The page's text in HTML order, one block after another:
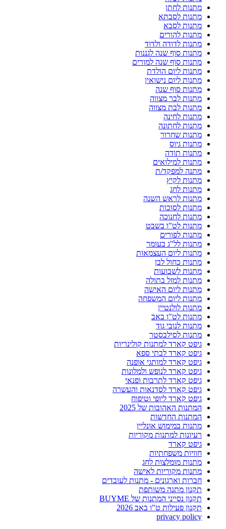
מתנות לחתן
מתנות לסבתא
מתנות לסבא
מתנות להורים
מתנות לדודה ולדוד
מתנות סוף שנה לגננות
מתנות סוף שנה למורים
מתנות ליום הולדת
מתנות ליום נישואין
מתנות סוף שנה
מתנות לבר מצווה
מתנות לבת מצווה
מתנות לחינה
מתנות לחתונה
מתנות שחרור
מתנות גיוס
מתנות תודה
מתנות למילואים
מתנה למפקד/ת
מתנות לקיץ
מתנות לחג
מתנות לראש השנה
מתנות לסוכות
מתנות לחנוכה
מתנות לט"ו בשבט
מתנות לפורים
מתנות לל"ג בעומר
מתנות ליום העצמאות
מתנות כחול לבן
מתנות לשבועות
מתנות למזל בתולה
מתנות ליום האישה
מתנות ליום המשפחה
מתנות לולנטיין
מתנות לט"ו באב
מתנות לנובי גוד
מתנות לסילבסטר
גיפט קארד למתנות קולינריות
גיפט קארד לבתי ספא
גיפט קארד למותגי אופנה
גיפט קארד לנופש ולמלונות
גיפט קארד לתרבות ופנאי
גיפט קארד לסדנאות והעשרה
גיפט קארד ליופי וטיפוח
המתנות האהובות של 2025
המתנות החדשות
מתנות במימוש אונליין
רעיונות למתנות מקוריות
גיפט קארד
חוויות משפחתיות
מתנות מומלצות לחג
מתנות מקוריות לאישה
חברות וארגונים - מתנות לעובדים
תקנון מתנה משותפת
תקנון נסייני המתנות של BUYME
תקנון פעילות ט"ו באב 2026
privacy policy